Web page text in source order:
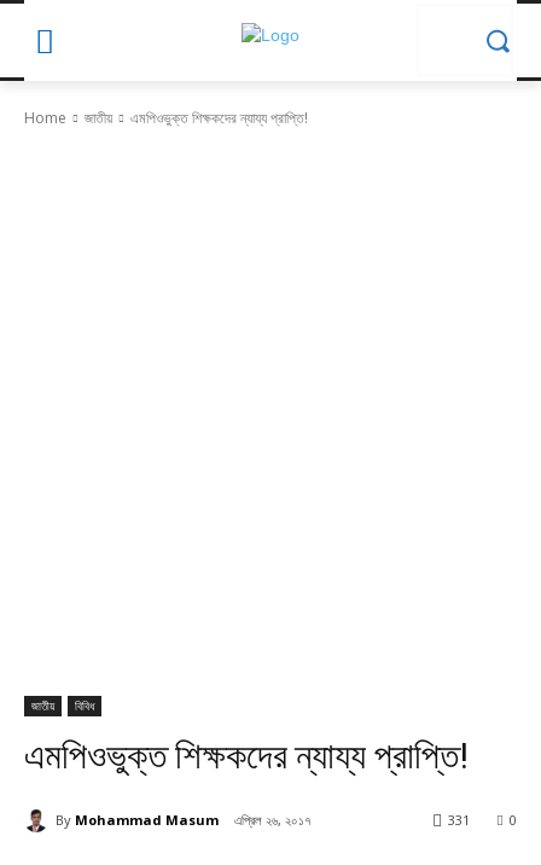
Home জাতীয় এমপিওভুক্ত শিক্ষকদের ন্যায্য প্রাপ্তি!
জাতীয় বিবিধ
এমপিওভুক্ত শিক্ষকদের ন্যায্য প্রাপ্তি!
By Mohammad Masum এপ্রিল ২৬, ২০১৭ 0
331